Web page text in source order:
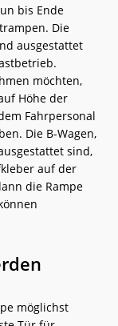
bis Ende
Die
ausgestattet
möchten,
Höhe der
Fahrpersonal
Die B-Wagen,
sind,
auf der
die Rampe
möglichst